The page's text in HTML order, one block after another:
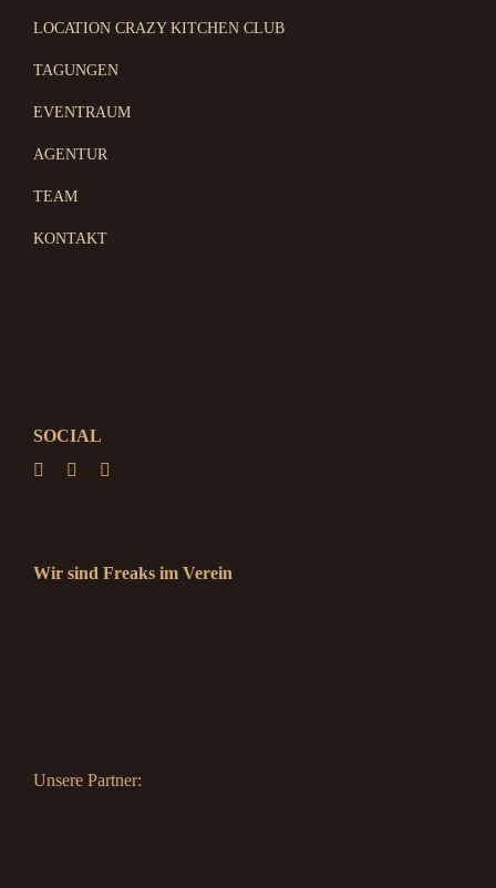
LOCATION CRAZY KITCHEN CLUB
TAGUNGEN
EVENTRAUM
AGENTUR
TEAM
KONTAKT
SOCIAL
Wir sind Freaks im Verein
Unsere Partner: